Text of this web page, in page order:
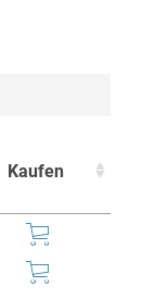
Kaufen
Kaufen